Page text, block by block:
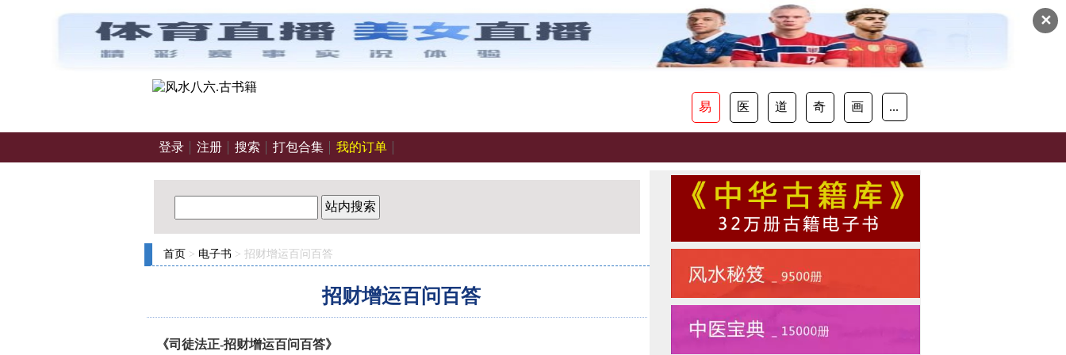
✕
易 医 道 奇 画 ...
登录 注册 搜索 打包合集 我的订单
站内搜索
首页 > 电子书 > 招财增运百问百答
招财增运百问百答
《司徒法正-招财增运百问百答》